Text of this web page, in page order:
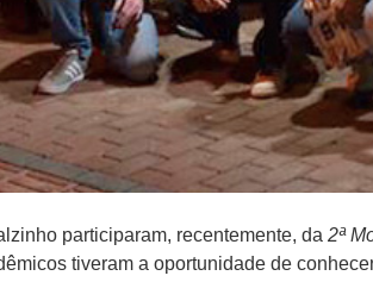
participaram, recentemente, da 2ª
tiveram a oportunidade de